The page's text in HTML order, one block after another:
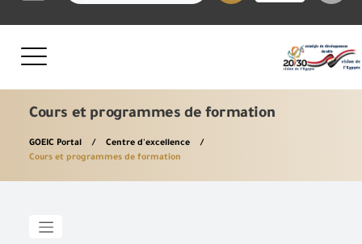
Cours et programmes de formation
GOEIC Portal
Centre d'excellence
Cours et programmes de formation